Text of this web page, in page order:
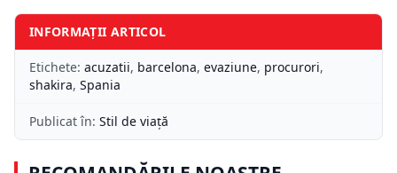
INFORMAȚII ARTICOL
Etichete: acuzatii, barcelona, evaziune, procurori,
shakira, Spania
Publicat în: Stil de viață